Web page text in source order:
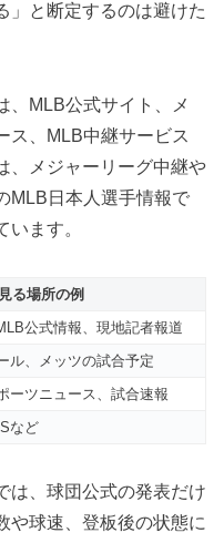
」と断定するのは避けた
、MLB公式サイト、メ
ス、MLB中継サービス
、メジャーリーグ中継や
MLB日本人選手情報で
ます。
見る場所の例
公式情報、現地記者報道
ル、メッツの試合予定
ーツニュース、試合速報
など
は、球団公式の発表だけ
や球速、登板後の状態に